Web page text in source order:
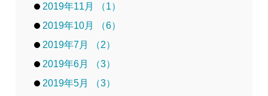
2019年11月 （1）
2019年10月 （6）
2019年7月 （2）
2019年6月 （3）
2019年5月 （3）